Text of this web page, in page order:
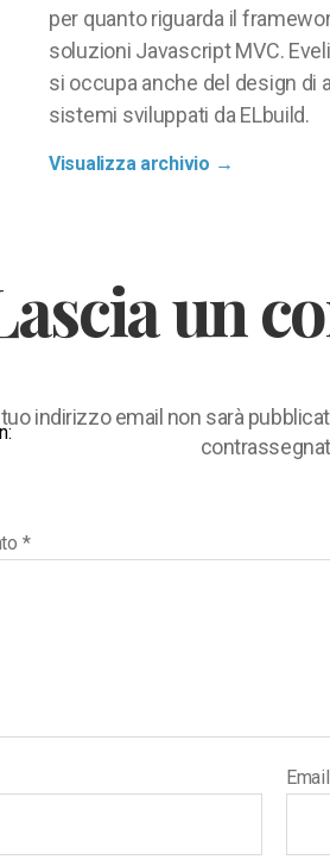
per quanto riguarda il
soluzioni Javascript MVC.
si occupa anche del design di
sistemi sviluppati da ELbuild.
Visualizza archivio →
un
tuo indirizzo email non sarà
*